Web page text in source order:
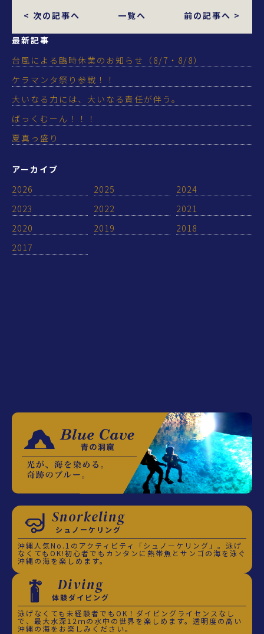
< 次の記事へ 一覧へ 前の記事へ >
最新記事
台風による臨時休業のお知らせ（8/7・8/8）
ケラマンタ祭り参戦！！
大いなる力には、大いなる責任が伴う。
ばっくむーん！！！
夏真っ盛り
アーカイブ
2026
2025
2024
2023
2022
2021
2020
2019
2018
2017
Snorkeling
シュノーケリング
沖縄人気No.1のアクティビティ「シュノーケリング」。泳げ
なくてもOK!初心者でもカンタンに熱帯魚とサンゴの海を泳ぐ
沖縄の海を楽しめます。
Diving
体験ダイビング
泳げなくても未経験者でもOK！ダイビングライセンスなし
で、最大水深12ｍの水中の世界を楽しめます。透明度の高い
沖縄の海をお楽しみください。